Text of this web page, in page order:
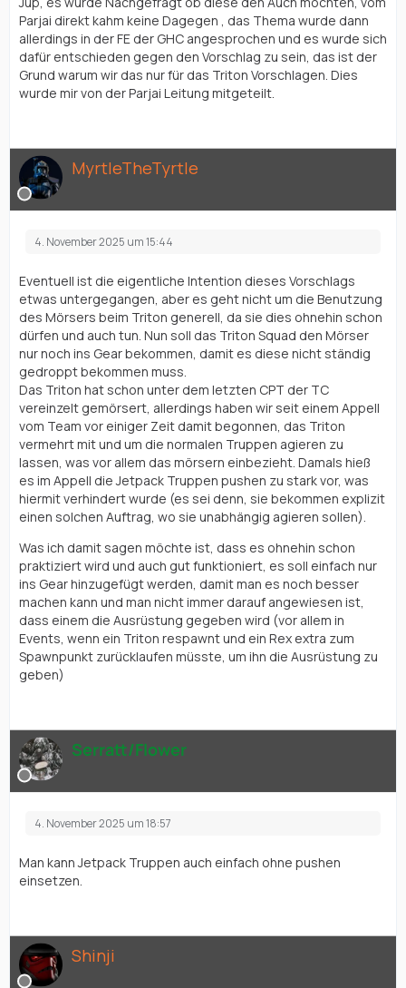
Parjai direkt kahm keine Dagegen , das Thema wurde dann
allerdings in der FE der GHC angesprochen und es wurde sich
dafür entschieden gegen den Vorschlag zu sein, das ist der
Grund warum wir das nur für das Triton Vorschlagen. Dies
wurde mir von der Parjai Leitung mitgeteilt.
MyrtleTheTyrtle
4. November 2025 um 15:44
Eventuell ist die eigentliche Intention dieses Vorschlags
etwas untergegangen, aber es geht nicht um die Benutzung
des Mörsers beim Triton generell, da sie dies ohnehin schon
dürfen und auch tun. Nun soll das Triton Squad den Mörser
nur noch ins Gear bekommen, damit es diese nicht ständig
gedroppt bekommen muss.
Das Triton hat schon unter dem letzten CPT der TC
vereinzelt gemörsert, allerdings haben wir seit einem Appell
vom Team vor einiger Zeit damit begonnen, das Triton
vermehrt mit und um die normalen Truppen agieren zu
lassen, was vor allem das mörsern einbezieht. Damals hieß
es im Appell die Jetpack Truppen pushen zu stark vor, was
hiermit verhindert wurde (es sei denn, sie bekommen explizit
einen solchen Auftrag, wo sie unabhängig agieren sollen).
Was ich damit sagen möchte ist, dass es ohnehin schon
praktiziert wird und auch gut funktioniert, es soll einfach nur
ins Gear hinzugefügt werden, damit man es noch besser
machen kann und man nicht immer darauf angewiesen ist,
dass einem die Ausrüstung gegeben wird (vor allem in
Events, wenn ein Triton respawnt und ein Rex extra zum
Spawnpunkt zurücklaufen müsste, um ihn die Ausrüstung zu
geben)
Serratt/Flower
4. November 2025 um 18:57
Man kann Jetpack Truppen auch einfach ohne pushen
einsetzen.
Shinji